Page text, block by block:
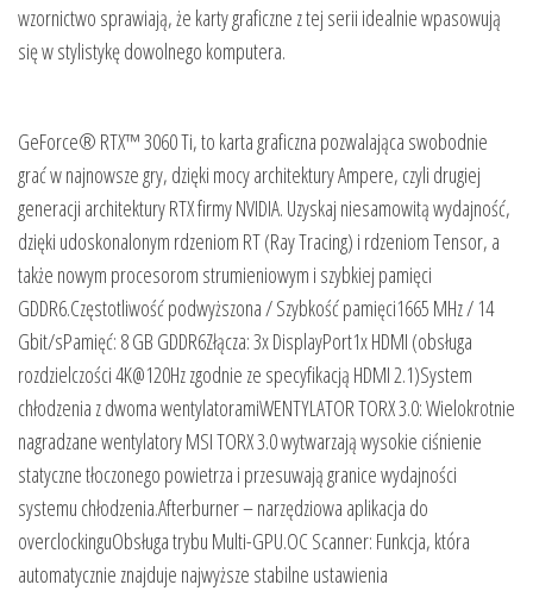
wzornictwo sprawiają, że karty graficzne z tej serii idealnie wpasowują
się w stylistykę dowolnego komputera.
GeForce® RTX™ 3060 Ti, to karta graficzna pozwalająca swobodnie
grać w najnowsze gry, dzięki mocy architektury Ampere, czyli drugiej
generacji architektury RTX firmy NVIDIA. Uzyskaj niesamowitą wydajność,
dzięki udoskonalonym rdzeniom RT (Ray Tracing) i rdzeniom Tensor, a
także nowym procesorom strumieniowym i szybkiej pamięci
GDDR6.Częstotliwość podwyższona / Szybkość pamięci1665 MHz / 14
Gbit/sPamięć: 8 GB GDDR6Złącza: 3x DisplayPort1x HDMI (obsługa
rozdzielczości 4K@120Hz zgodnie ze specyfikacją HDMI 2.1)System
chłodzenia z dwoma wentylatoramiWENTYLATOR TORX 3.0: Wielokrotnie
nagradzane wentylatory MSI TORX 3.0 wytwarzają wysokie ciśnienie
statyczne tłoczonego powietrza i przesuwają granice wydajności
systemu chłodzenia.Afterburner – narzędziowa aplikacja do
overclockinguObsługa trybu Multi-GPU.OC Scanner: Funkcja, która
automatycznie znajduje najwyższe stabilne ustawienia